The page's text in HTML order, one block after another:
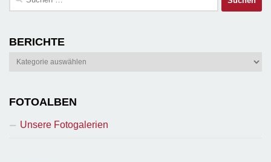
BERICHTE
Berichte
FOTOALBEN
Unsere Fotogalerien